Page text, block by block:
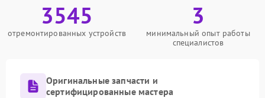
3545
отремонтированных устройств
3
минимальный опыт работы
специалистов
Оригинальные запчасти и
сертифицированные мастера